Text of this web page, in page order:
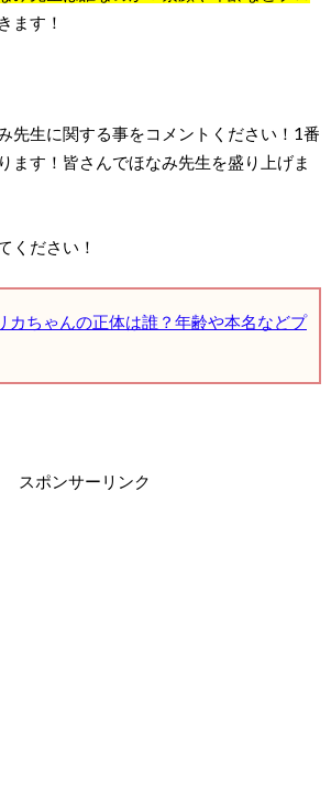
ます！
先生に関する事をコメントください！1番
ます！皆さんでほなみ先生を盛り上げま
ください！
カちゃんの正体は誰？年齢や本名などプ
スポンサーリンク